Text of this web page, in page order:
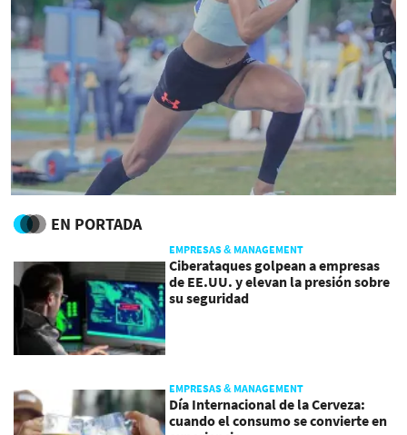
EN PORTADA
EMPRESAS & MANAGEMENT
Ciberataques golpean a empresas
de EE.UU. y elevan la presión sobre
su seguridad
EMPRESAS & MANAGEMENT
Día Internacional de la Cerveza:
cuando el consumo se convierte en